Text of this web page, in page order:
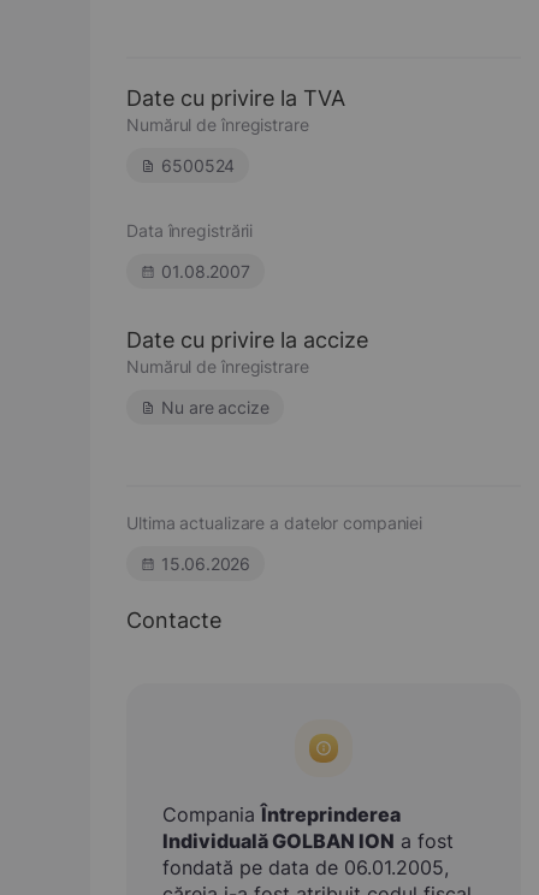
Date cu privire la TVA
Numărul de înregistrare
6500524
Data înregistrării
01.08.2007
Date cu privire la accize
Numărul de înregistrare
Nu are accize
Ultima actualizare a datelor companiei
15.06.2026
Contacte
CompaniaÎntreprinderea
Individuală GOLBAN ION a fost
fondată pe data de 06.01.2005,